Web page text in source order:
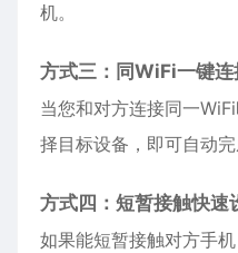
机。
方式三：同WiFi一键连
当您和对方连接同一
择目标设备，即可自动完
方式四：短暂接触快速
如果能短暂接触对方手